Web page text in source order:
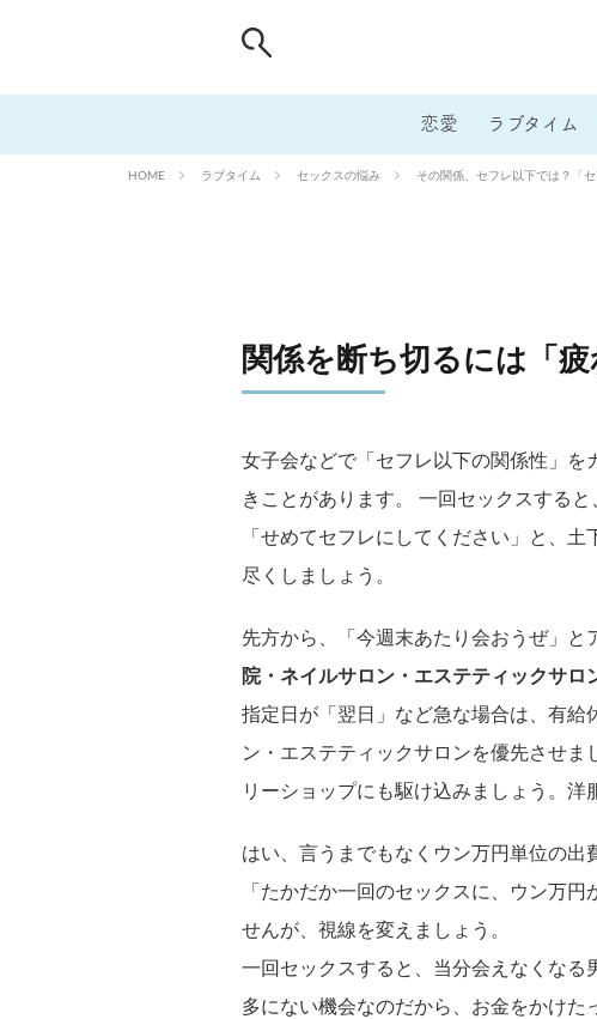
恋愛 ラブタイム
HOME ラブタイム セックスの悩み その関係、セフレ以下では？「
関係を断ち切るには「疲
女子会などで「セフレ以下の関係性」
きことがあります。 一回セックスする
「せめてセフレにしてください」と
尽くしましょう。
先方から、「今週末あたり会おうぜ」
院・ネイルサロン・エステティックサロ
指定日が「翌日」など急な場合は、有給
ン・エステティックサロンを優先させ
リーショップにも駆け込みましょう。洋
はい、言うまでもなくウン万円単位の出
「たかだか一回のセックスに、ウン万
せんが、視線を変えましょう。
一回セックスすると、当分会えなくな
多にない機会なのだから、お金をかけた